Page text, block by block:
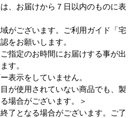
、お届けから７日以内のものに表
がございます。ご利用ガイド「宅
をお願いします。
指定のお時間にお届けする事が出
す。
表示をしていません。
が使用されていない商品でも、製
場合がございます。＞
了となる場合がございます。ご了